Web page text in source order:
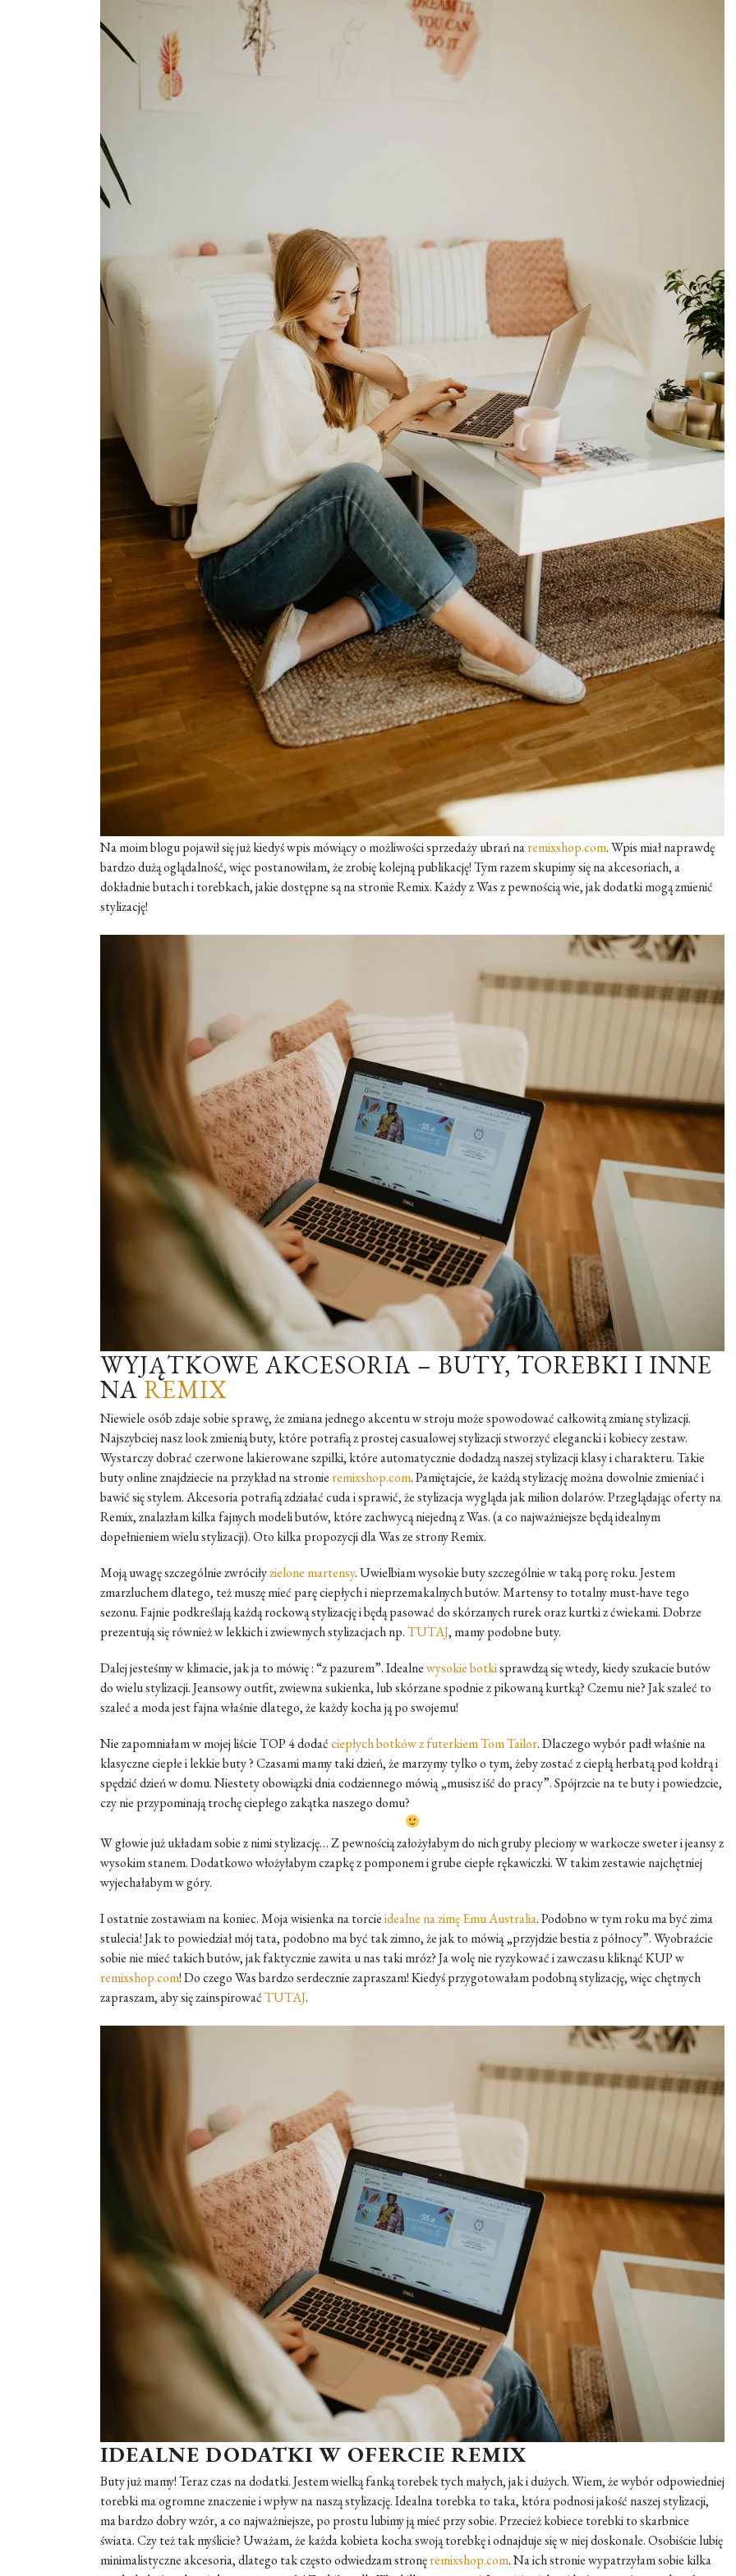
Na moim blogu pojawił się już kiedyś wpis mówiący o możliwości sprzedaży ubrań naremixshop.com. Wpis miał naprawdę
bardzo dużą oglądalność, więc postanowiłam, że zrobię kolejną publikację! Tym razem skupimy się na akcesoriach, a
dokładnie butach i torebkach, jakie dostępne są na stronie Remix. Każdy z Was z pewnością wie, jak dodatki mogą zmienić
stylizację!
WYJĄTKOWE AKCESORIA – BUTY, TOREBKI I INNE
NAREMIX
Niewiele osób zdaje sobie sprawę, że zmiana jednego akcentu w stroju może spowodować całkowitą zmianę stylizacji.
Najszybciej nasz look zmienią buty, które potrafią z prostej casualowej stylizacji stworzyć elegancki i kobiecy zestaw.
Wystarczy dobrać czerwone lakierowane szpilki, które automatycznie dodadzą naszej stylizacji klasy i charakteru. Takie
buty online znajdziecie na przykład na stronie remixshop.com. Pamiętajcie, że każdą stylizację można dowolnie zmieniać i
bawić się stylem. Akcesoria potrafią zdziałać cuda i sprawić, że stylizacja wygląda jak milion dolarów. Przeglądając oferty na
Remix, znalazłam kilka fajnych modeli butów, które zachwycą niejedną z Was. (a co najważniejsze będą idealnym
dopełnieniem wielu stylizacji). Oto kilka propozycji dla Was ze strony Remix.
Moją uwagę szczególnie zwróciłyzielone martensy. Uwielbiam wysokie buty szczególnie w taką porę roku. Jestem
zmarzluchem dlatego, też muszę mieć parę ciepłych i nieprzemakalnych butów. Martensy to totalny must-have tego
sezonu. Fajnie podkreślają każdą rockową stylizację i będą pasować do skórzanych rurek oraz kurtki z ćwiekami. Dobrze
prezentują się również w lekkich i zwiewnych stylizacjach np.TUTAJ, mamy podobne buty.
Dalej jesteśmy w klimacie, jak ja to mówię : “z pazurem”. Idealnewysokie botkisprawdzą się wtedy, kiedy szukacie butów
do wielu stylizacji. Jeansowy outfit, zwiewna sukienka, lub skórzane spodnie z pikowaną kurtką? Czemu nie? Jak szaleć to
szaleć a moda jest fajna właśnie dlatego, że każdy kocha ją po swojemu!
Nie zapomniałam w mojej liście TOP 4 dodaćciepłych botków z futerkiem Tom Tailor. Dlaczego wybór padł właśnie na
klasyczne ciepłe i lekkie buty ? Czasami mamy taki dzień, że marzymy tylko o tym, żeby zostać z ciepłą herbatą pod kołdrą i
spędzić dzień w domu. Niestety obowiązki dnia codziennego mówią „musisz iść do pracy”. Spójrzcie na te buty i powiedzcie,
czy nie przypominają trochę ciepłego zakątka naszego domu?
W głowie już układam sobie z nimi stylizację… Z pewnością założyłabym do nich gruby pleciony w warkocze sweter i jeansy z
wysokim stanem. Dodatkowo włożyłabym czapkę z pomponem i grube ciepłe rękawiczki. W takim zestawie najchętniej
wyjechałabym w góry.
I ostatnie zostawiam na koniec. Moja wisienka na torcieidealne na zimę Emu Australia. Podobno w tym roku ma być zima
stulecia! Jak to powiedział mój tata, podobno ma być tak zimno, że jak to mówią „przyjdzie bestia z północy”. Wyobraźcie
sobie nie mieć takich butów, jak faktycznie zawita u nas taki mróz? Ja wolę nie ryzykować i zawczasu kliknąć KUP w
remixshop.com! Do czego Was bardzo serdecznie zapraszam! Kiedyś przygotowałam podobną stylizację, więc chętnych
zapraszam, aby się zainspirowaćTUTAJ.
IDEALNE DODATKI W OFERCIE REMIX
Buty już mamy! Teraz czas na dodatki. Jestem wielką fanką torebek tych małych, jak i dużych. Wiem, że wybór odpowiedniej
torebki ma ogromne znaczenie i wpływ na naszą stylizację. Idealna torebka to taka, która podnosi jakość naszej stylizacji,
ma bardzo dobry wzór, a co najważniejsze, po prostu lubimy ją mieć przy sobie. Przecież kobiece torebki to skarbnice
świata. Czy też tak myślicie? Uważam, że każda kobieta kocha swoją torebkę i odnajduje się w niej doskonale. Osobiście lubię
minimalistyczne akcesoria, dlatego tak często odwiedzam stronęremixshop.com. Na ich stronie wypatrzyłam sobie kilka